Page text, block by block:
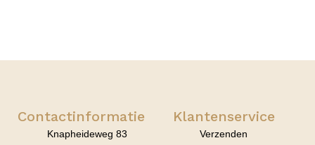
Contactinformatie
Knapheideweg 83
Klantenservice
Verzenden